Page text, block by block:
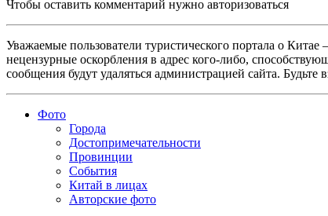
Чтобы оставить комментарий нужно авторизоваться
Уважаемые пользователи туристического портала о Китае
нецензурные оскорбления в адрес кого-либо,
сообщения будут удаляться администрацией сайта.
Фото
Города
Достопримечательности
Провинции
События
Китай в лицах
Авторские фото